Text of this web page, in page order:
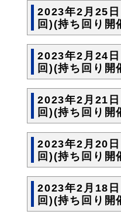
2023年2月25
回)(持ち回り開
2023年2月24
回)(持ち回り開
2023年2月21
回)(持ち回り開
2023年2月20
回)(持ち回り開
2023年2月18
回)(持ち回り開